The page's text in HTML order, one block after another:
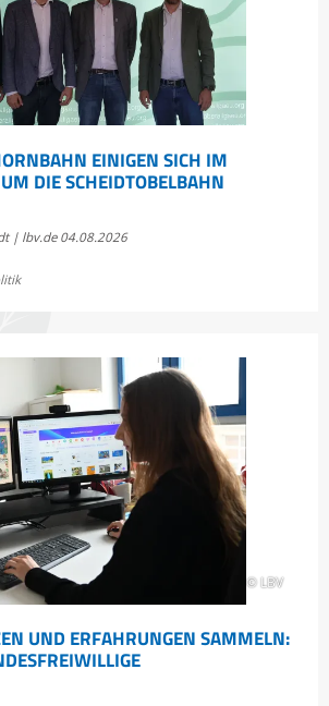
EINIGEN SICH IM
DIE SCHEIDTOBELBAHN
| lbv.de 04.08.2026
© LBV
UND ERFAHRUNGEN SAMMELN: